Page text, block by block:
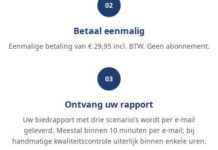
02
Betaal eenmalig
Eenmalige betaling van € 29,95 incl. BTW. Geen abonnement.
03
Ontvang uw rapport
Uw biedrapport met drie scenario's wordt per e-mail
geleverd. Meestal binnen 10 minuten per e-mail; bij
handmatige kwaliteitscontrole uiterlijk binnen enkele uren.